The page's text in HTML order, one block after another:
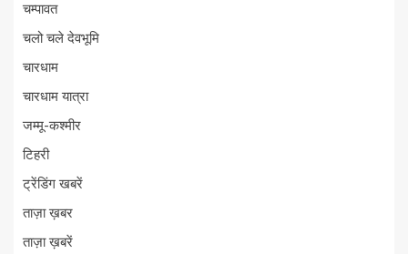
चम्पावत
चलो चले देवभूमि
चारधाम
चारधाम यात्रा
जम्मू-कश्मीर
टिहरी
ट्रेंडिंग खबरें
ताज़ा ख़बर
ताज़ा ख़बरें